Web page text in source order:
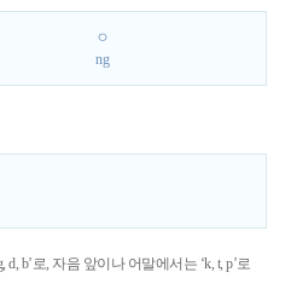
ㅇ
ng
d, b’로, 자음 앞이나 어말에서는 ‘k, t, p’로